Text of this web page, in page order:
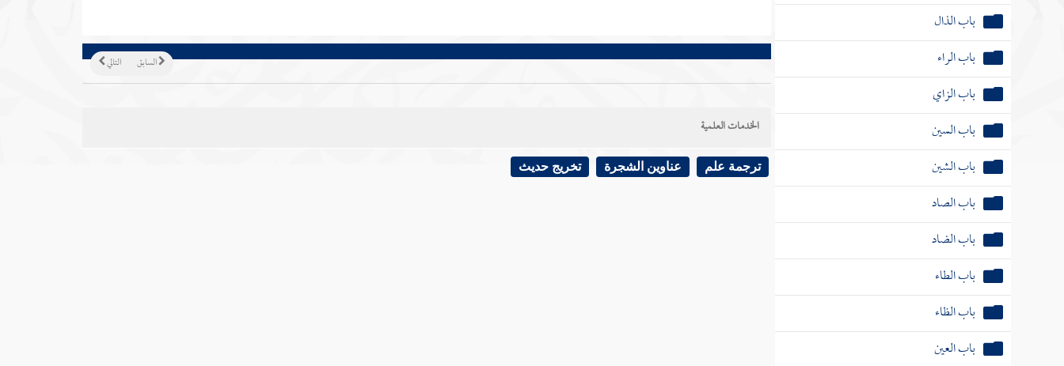
باب الزاي
باب السين
باب الشين
باب الصاد
باب الضاد
باب الطاء
باب الظاء
باب العين
باب الغين
باب الفاء
التالي السابق
الخدمات العلمية
ترجمة علم عناوين الشجرة تخريج حديث